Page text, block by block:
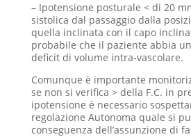
– Ipotensione posturale < di 20
sistolica dal passaggio dalla
quella inclinata con il capo
probabile che il paziente abbia
deficit di volume intra-vascolare.
Comunque è importante
se non si verifica > della F.C. in
ipotensione è necessario
regolazione Autonoma quale si
conseguenza dell’assunzione di